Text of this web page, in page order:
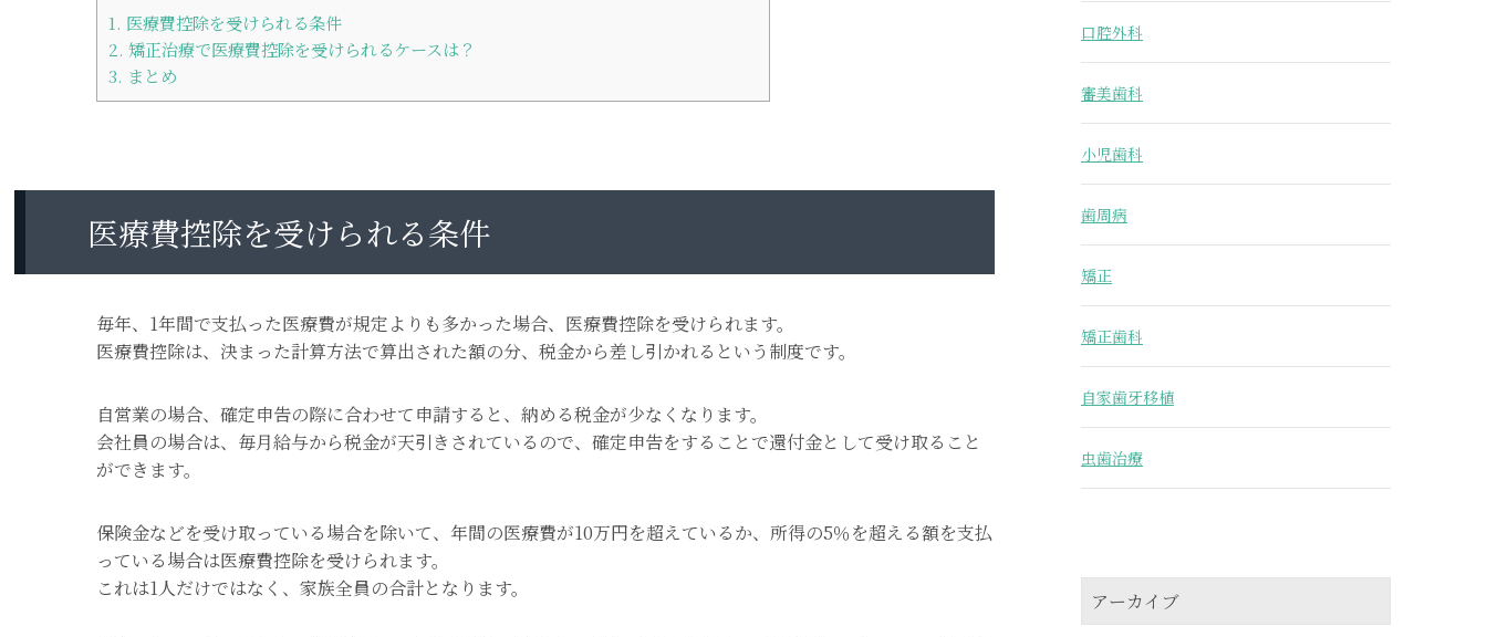
1. 医療費控除を受けられる条件
2. 矯正治療で医療費控除を受けられるケースは？
3. まとめ
医療費控除を受けられる条件
毎年、1年間で支払った医療費が規定よりも多かった場合、医療費控除を受けられます。
医療費控除は、決まった計算方法で算出された額の分、税金から差し引かれるという制度です。
自営業の場合、確定申告の際に合わせて申請すると、納める税金が少なくなります。
会社員の場合は、毎月給与から税金が天引きされているので、確定申告をすることで還付金として受け取ること
ができます。
保険金などを受け取っている場合を除いて、年間の医療費が10万円を超えているか、所得の5％を超える額を支払
っている場合は医療費控除を受けられます。
これは1人だけではなく、家族全員の合計となります。
口腔外科
審美歯科
小児歯科
歯周病
矯正
矯正歯科
自家歯牙移植
虫歯治療
アーカイブ